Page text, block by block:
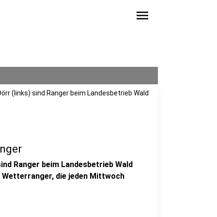
menu
(links) sind Ranger beim Landesbetrieb Wald
Ranger beim Landesbetrieb Wald
Wetterranger, die jeden Mittwoch